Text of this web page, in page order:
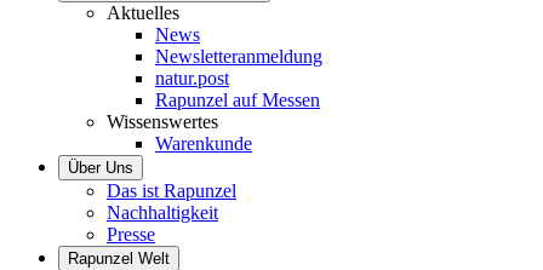
Aktuelles
News
Newsletteranmeldung
natur.post
Rapunzel auf Messen
Wissenswertes
Warenkunde
Über Uns
Das ist Rapunzel
Nachhaltigkeit
Presse
Rapunzel Welt